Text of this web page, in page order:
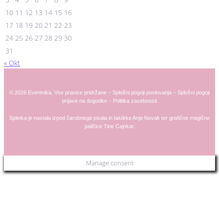
10 11 12 13 14 15 16
17 18 19 20 21 22 23
24 25 26 27 28 29 30
31
« Okt
© 2026 Eventnika. Vse pravice pridržane – Splošni pogoji poslovanja – Splošni pogoji
prijave na dogodke – Politika zasebnosti
Spletka je nastala izpod čarobnega pisala in taktirkeAnje Novak ter grafične magične
paličice Tine Cajnkar.
Manage consent